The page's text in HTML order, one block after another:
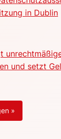
in Dublin
und setzt
»